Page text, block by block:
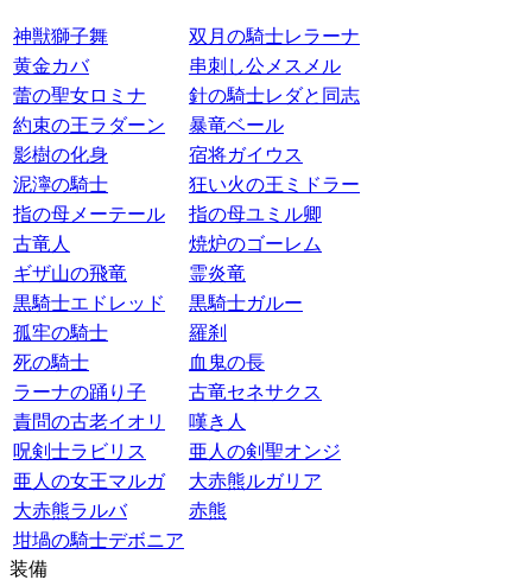
神獣獅子舞
双月の騎士レラーナ
黄金カバ
串刺し公メスメル
蕾の聖女ロミナ
針の騎士レダと同志
約束の王ラダーン
暴竜ベール
影樹の化身
宿将ガイウス
泥濘の騎士
狂い火の王ミドラー
指の母メーテール
指の母ユミル卿
古竜人
焼炉のゴーレム
ギザ山の飛竜
霊炎竜
黒騎士エドレッド
黒騎士ガルー
孤牢の騎士
羅刹
死の騎士
血鬼の長
ラーナの踊り子
古竜セネサクス
責問の古老イオリ
嘆き人
呪剣士ラビリス
亜人の剣聖オンジ
亜人の女王マルガ
大赤熊ルガリア
大赤熊ラルバ
赤熊
坩堝の騎士デボニア
装備